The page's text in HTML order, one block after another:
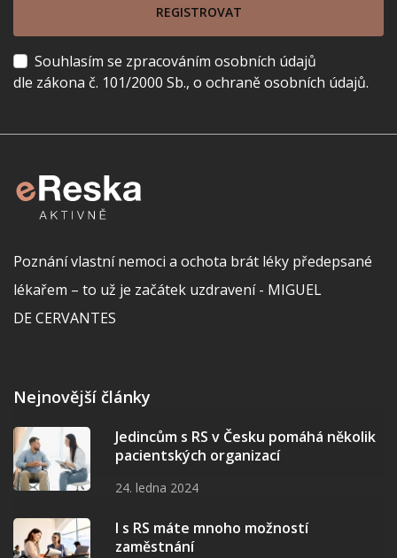
REGISTROVAT
Souhlasím se zpracováním osobních údajů
dle zákona č. 101/2000 Sb., o ochraně osobních údajů.
Poznání vlastní nemoci a ochota brát léky předepsané
lékařem – to už je začátek uzdravení - MIGUEL
DE CERVANTES
Nejnovější články
Jedincům s RS v Česku pomáhá několik
pacientských organizací
24. ledna 2024
I s RS máte mnoho možností
zaměstnání